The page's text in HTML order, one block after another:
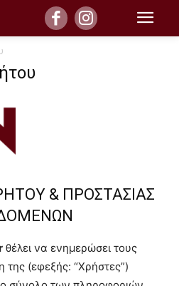
& ΠΡΟΣΤΑΣΙΑΣ
θέλει να ενημερώσει τους
της (εφεξής: “Χρήστες”)